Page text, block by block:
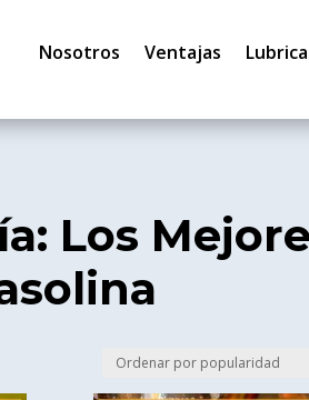
Nosotros Ventajas
Los